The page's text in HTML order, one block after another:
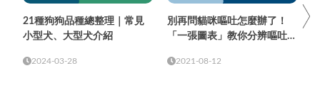
21種狗狗品種總整理｜常見
小型犬、大型犬介紹
2024-03-28
別再問貓咪嘔吐怎麼辦了！
「一張圖表」教你分辨嘔吐物
2021-08-12